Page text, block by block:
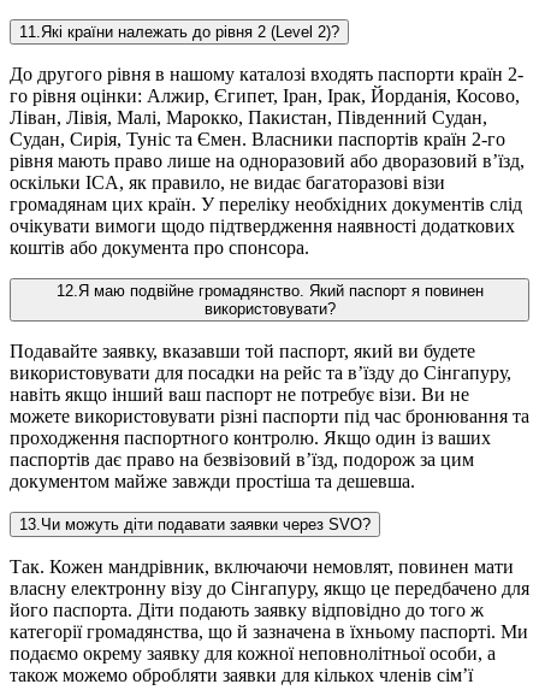
11 Які країни належать до рівня 2 (Level 2)?
До другого рівня в нашому каталозі входять паспорти країн 2-
го рівня оцінки: Алжир, Єгипет, Іран, Ірак, Йорданія, Косово,
Ліван, Лівія, Малі, Марокко, Пакистан, Південний Судан,
Судан, Сирія, Туніс та Ємен. Власники паспортів країн 2-го
рівня мають право лише на одноразовий або дворазовий в’їзд,
оскільки ICA, як правило, не видає багаторазові візи
громадянам цих країн. У переліку необхідних документів слід
очікувати вимоги щодо підтвердження наявності додаткових
коштів або документа про спонсора.
12. Я маю подвійне громадянство. Який паспорт я повинен
використовувати?
Подавайте заявку, вказавши той паспорт, який ви будете
використовувати для посадки на рейс та в’їзду до Сінгапуру,
навіть якщо інший ваш паспорт не потребує візи. Ви не
можете використовувати різні паспорти під час бронювання та
проходження паспортного контролю. Якщо один із ваших
паспортів дає право на безвізовий в’їзд, подорож за цим
документом майже завжди простіша та дешевша.
13 Чи можуть діти подавати заявки через SVO?
Так. Кожен мандрівник, включаючи немовлят, повинен мати
власну електронну візу до Сінгапуру, якщо це передбачено для
його паспорта. Діти подають заявку відповідно до того ж
категорії громадянства, що й зазначена в їхньому паспорті. Ми
подаємо окрему заявку для кожної неповнолітньої особи, а
також можемо обробляти заявки для кількох членів сім’ї